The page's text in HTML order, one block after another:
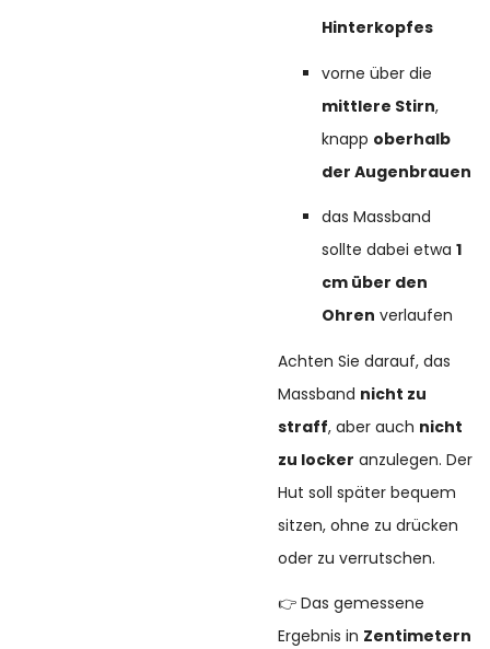
Hinterkopfes
vorne über die
mittlere Stirn,
knapp oberhalb
der Augenbrauen
das Massband
sollte dabei etwa1
cm über den
Ohren verlaufen
Achten Sie darauf, das
Massband nicht zu
straff, aber auch nicht
zu locker anzulegen. Der
Hut soll später bequem
sitzen, ohne zu drücken
oder zu verrutschen.
👉 Das gemessene
Ergebnis in Zentimetern